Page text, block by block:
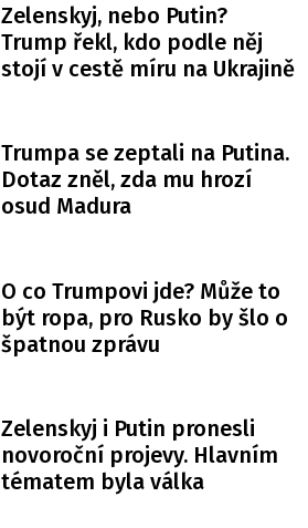
Zelenskyj, nebo Putin?
Trump řekl, kdo podle něj
stojí v cestě míru na Ukrajině
Trumpa se zeptali na Putina.
Dotaz zněl, zda mu hrozí
osud Madura
O co Trumpovi jde? Může to
být ropa, pro Rusko by šlo o
špatnou zprávu
Zelenskyj i Putin pronesli
novoroční projevy. Hlavním
tématem byla válka